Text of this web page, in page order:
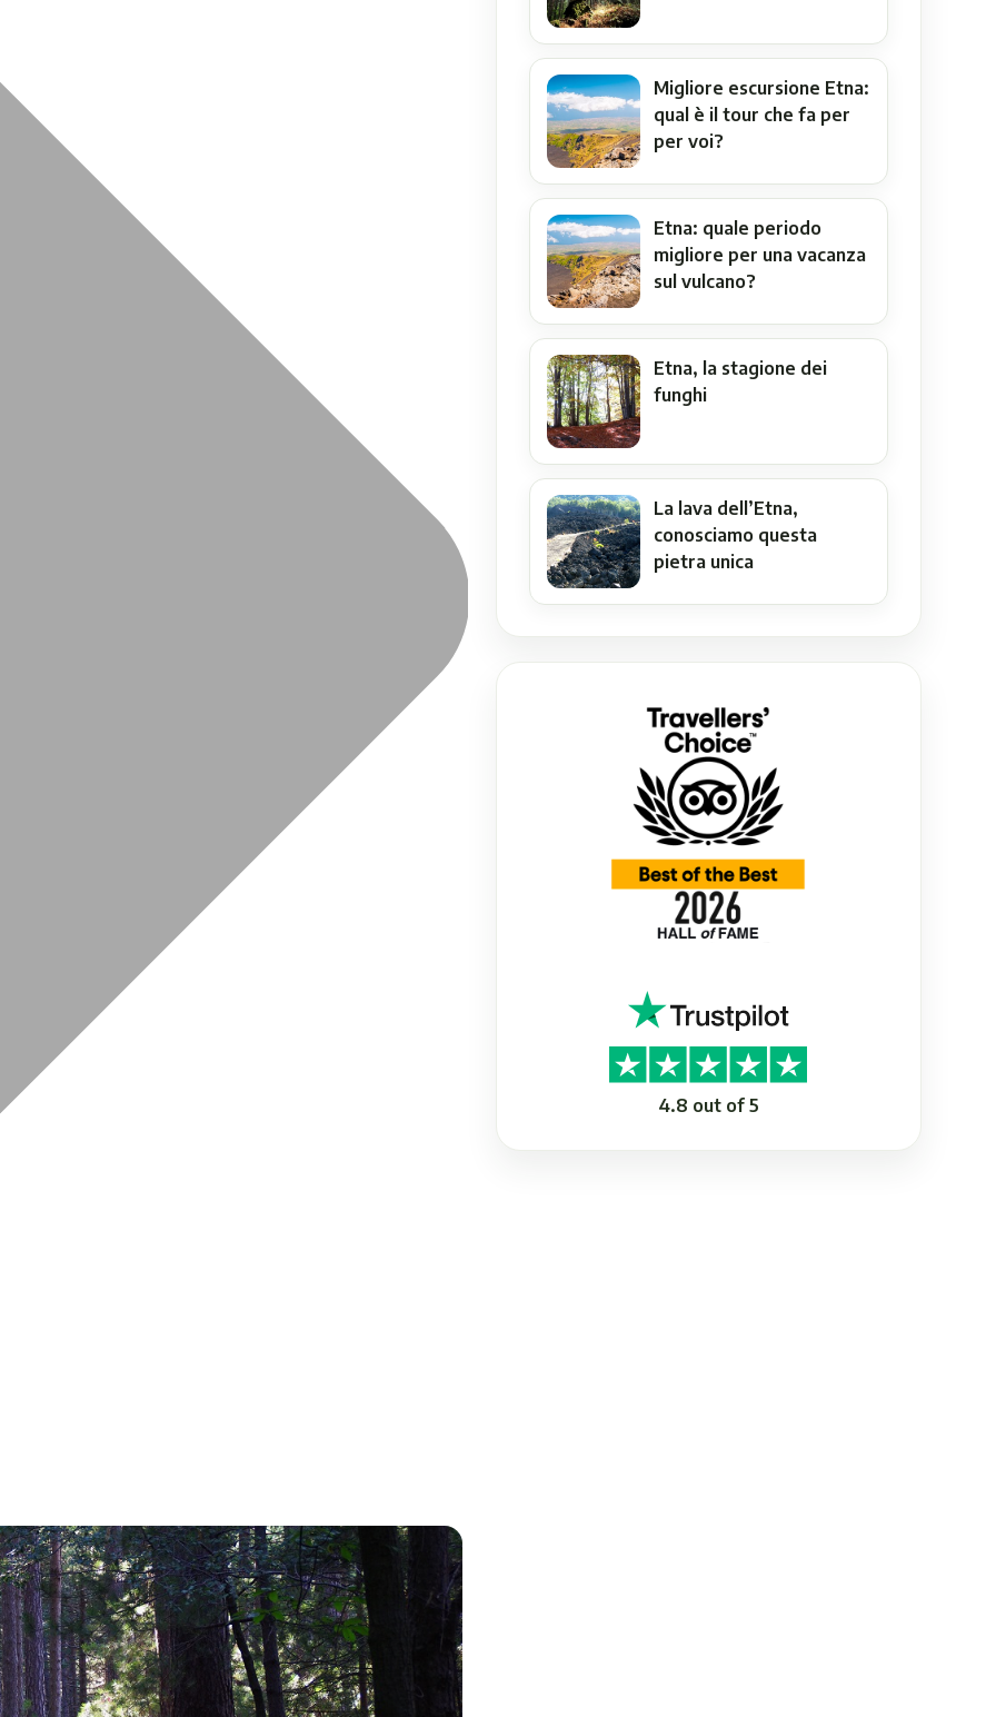
Migliore escursione Etna:
qual è il tour che fa per
per voi?
Etna: quale periodo
migliore per una vacanza
sul vulcano?
Etna, la stagione dei
funghi
La lava dell’Etna,
conosciamo questa
pietra unica
4.8 out of 5